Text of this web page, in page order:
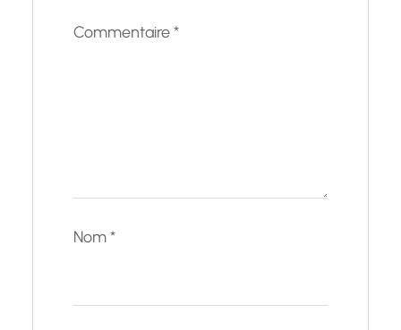
Commentaire*
Nom*